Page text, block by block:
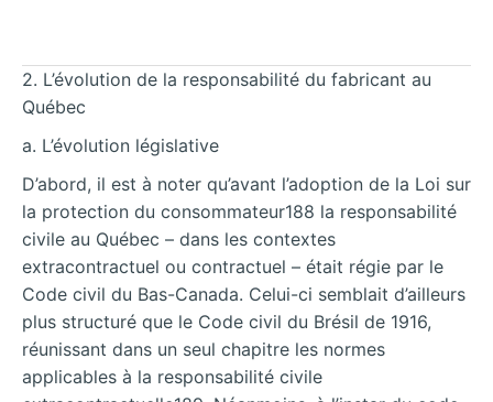
2. L’évolution de la responsabilité du fabricant au
Québec
a. L’évolution législative
D’abord, il est à noter qu’avant l’adoption de la Loi sur
la protection du consommateur188 la responsabilité
civile au Québec – dans les contextes
extracontractuel ou contractuel – était régie par le
Code civil du Bas-Canada. Celui-ci semblait d’ailleurs
plus structuré que le Code civil du Brésil de 1916,
réunissant dans un seul chapitre les normes
applicables à la responsabilité civile